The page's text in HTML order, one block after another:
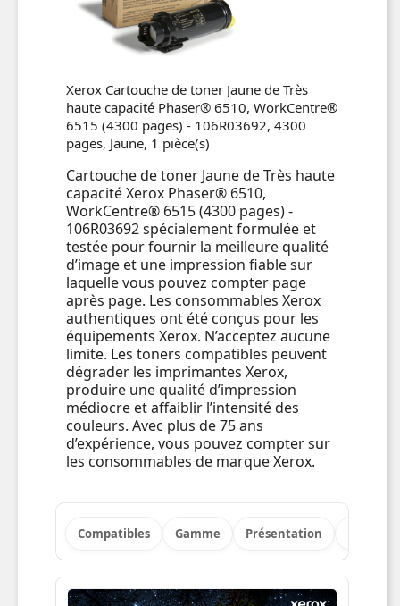
Xerox Cartouche de toner Jaune de Très
haute capacité Phaser® 6510, WorkCentre®
6515 (4300 pages) - 106R03692, 4300
pages, Jaune, 1 pièce(s)
Cartouche de toner Jaune de Très haute
capacité Xerox Phaser® 6510,
WorkCentre® 6515 (4300 pages) -
106R03692 spécialement formulée et
testée pour fournir la meilleure qualité
d’image et une impression fiable sur
laquelle vous pouvez compter page
après page. Les consommables Xerox
authentiques ont été conçus pour les
équipements Xerox. N’acceptez aucune
limite. Les toners compatibles peuvent
dégrader les imprimantes Xerox,
produire une qualité d’impression
médiocre et affaiblir l’intensité des
couleurs. Avec plus de 75 ans
d’expérience, vous pouvez compter sur
les consommables de marque Xerox.
Compatibles Gamme Présentation